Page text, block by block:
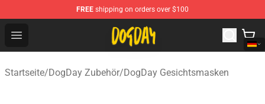
FREE shipping on orders over $100
Open menu
DogDay Store - Official DogDay Merchandise Shop
Startseite/DogDay Zubehör/DogDay Gesichtsmasken